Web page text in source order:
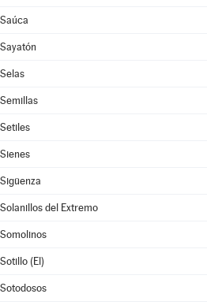
Saúca
Sayatón
Selas
Semillas
Setiles
Sienes
Sigüenza
Solanillos del Extremo
Somolinos
Sotillo (El)
Sotodosos